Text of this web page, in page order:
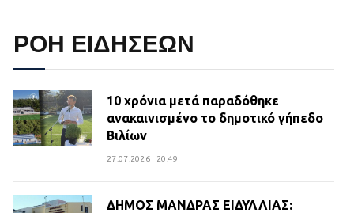
ΡΟΗ ΕΙΔΗΣΕΩΝ
10 χρόνια μετά παραδόθηκε
ανακαινισμένο το δημοτικό γήπεδο
Βιλίων
27.07.2026 | 20:49
ΔΗΜΟΣ ΜΑΝΔΡΑΣ ΕΙΔΥΛΛΙΑΣ: